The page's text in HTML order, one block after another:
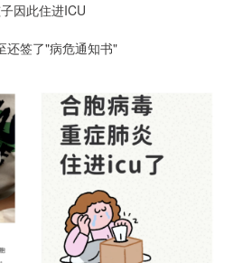
因此住进ICU
还签了"病危通知书"